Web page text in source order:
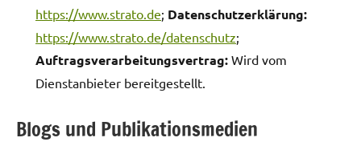
https://www.strato.de; Datenschutzerklärung:
https://www.strato.de/datenschutz;
Auftragsverarbeitungsvertrag: Wird vom
Dienstanbieter bereitgestellt.
Blogs und Publikationsmedien